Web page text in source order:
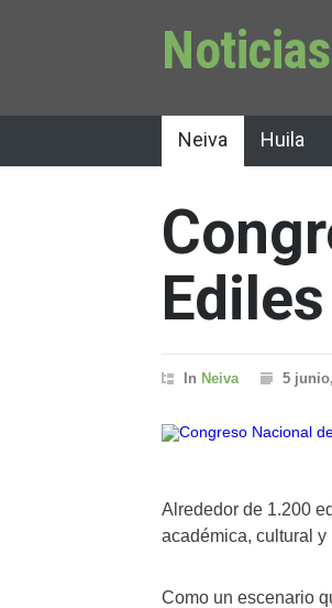
Neiva Huila
In Neiva 5
Alrededor de 1.200
académica, cultural
Como un escenario